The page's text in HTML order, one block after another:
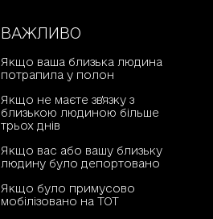
ВАЖЛИВО
Якщо ваша близька людина
потрапила у полон
Якщо не маєте зв'язку з
близькою людиною більше
трьох днів
Якщо вас або вашу близьку
людину було депортовано
Якщо було примусово
мобілізовано на ТОТ